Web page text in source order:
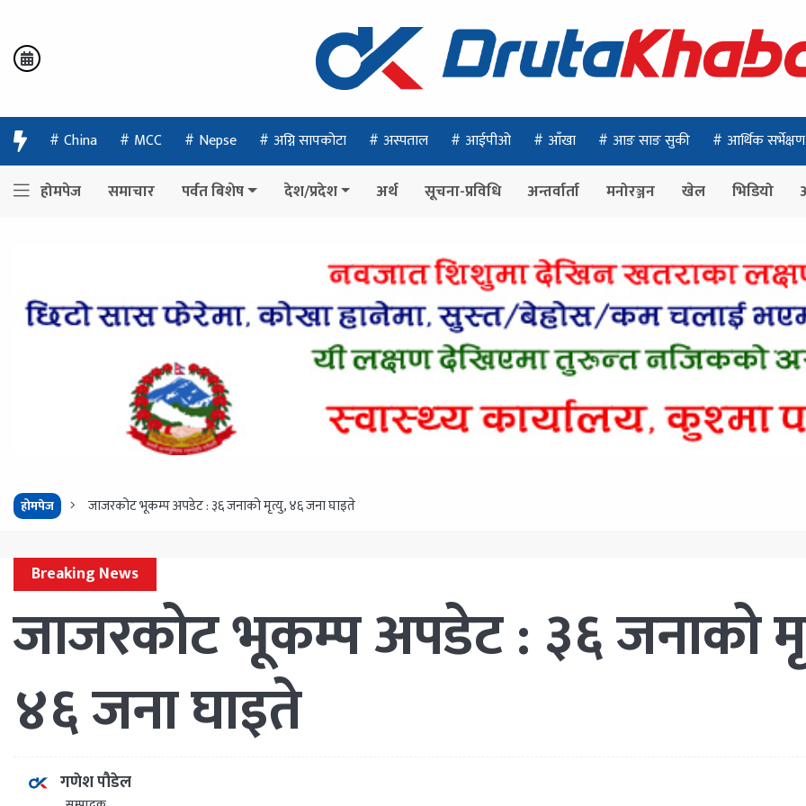
China MCC Nepse अग्नि सापकोटा अस्पताल आईपीओ आँखा आङ साङ सुकी आर्थिक सर्भेक्षण
होमपेज समाचार पर्वत बिशेष देश/प्रदेश अर्थ सूचना-प्रविधि अन्तर्वार्ता मनोरञ्जन खेल भिडियो
होमपेज जाजरकोट भूकम्प अपडेट : ३६ जनाको मृत्यु, ४६ जना घाइते
Breaking News
जाजरकोट भूकम्प अपडेट : ३६ जनाको
४६ जना घाइते
गणेश पौडेल